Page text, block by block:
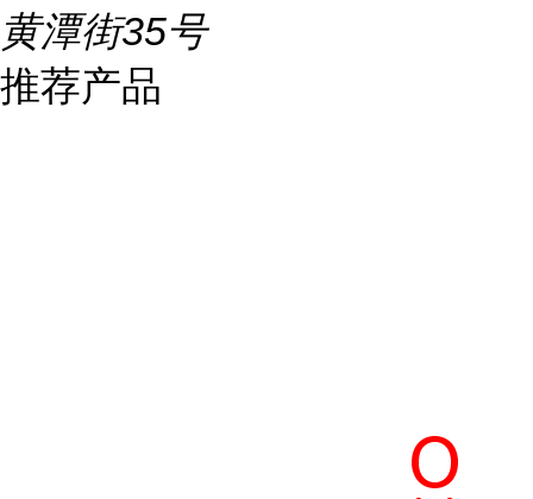
黄潭街35号
推荐产品